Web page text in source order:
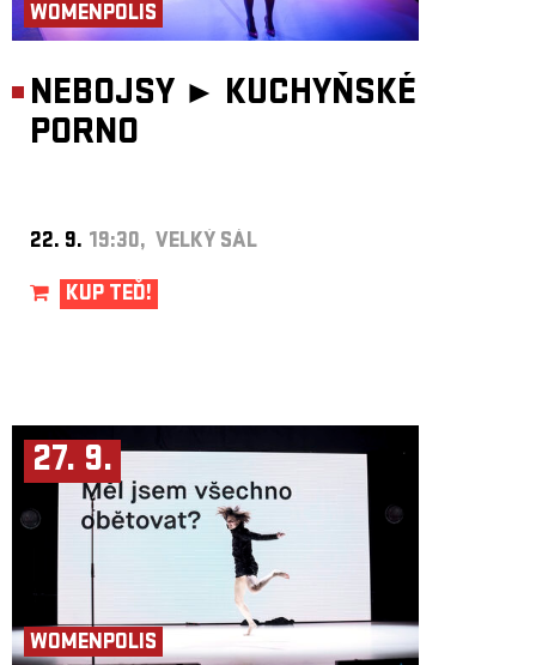
WOMENPOLIS
NEBOJSY ► KUCHYŇSKÉ
PORNO
22. 9. 19:30, VELKÝ SÁL
KUP TEĎ!
27. 9.
WOMENPOLIS